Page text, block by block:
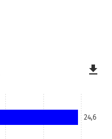
24,6
file_download